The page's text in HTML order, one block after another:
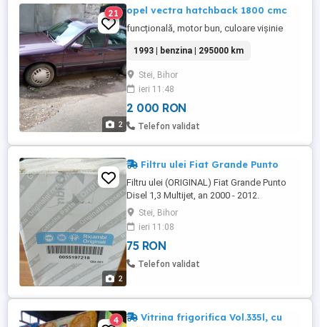
2
21 opel vectra hatchback 1800 cmc
funcțională, motor bun, culoare vișinie
1993 | benzina | 295000 km
Stei, Bihor
ieri 11:48
2 000 RON
Telefon validat
2
Filtru ulei Fiat Grande Punto
Filtru ulei (ORIGINAL) Fiat Grande Punto
Disel 1,3 Multijet, an 2000 - 2012.
Producator Fiat Ricambi Originali.
Stei, Bihor
ieri 11:08
75 RON
Telefon validat
4
Vitrina frigorifica Vol.335l, cu